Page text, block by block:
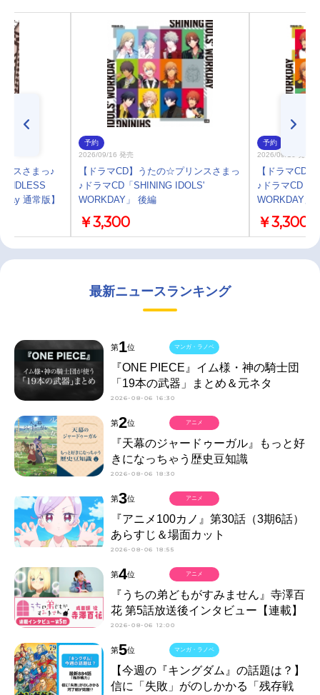
スさまっ♪
ray 通常版】
予約
2026/09/16 発売
【ドラマCD】うたの☆プリンスさまっ
♪ドラマCD「SHINING IDOLS'
WORKDAY」 後編
￥3,300
予約
2026/09/16 発売
【ドラマCD
♪ドラマCD「
WORKDAY」
￥3,300
最新ニュースランキング
第1位
『ONE PIECE』イム様・神の騎士団
「19本の武器」まとめ＆元ネタ
2026-08-06 16:30
マンガ・ラノベ
第2位
『天幕のジャードゥーガル』もっと好
きになっちゃう歴史豆知識
2026-08-06 18:30
アニメ
第3位
『アニメ100カノ』第30話（3期6話）
あらすじ＆場面カット
2026-08-06 18:55
アニメ
第4位
『うちの弟どもがすみません』寺澤百
花 第5話放送後インタビュー【連載】
2026-08-06 12:00
アニメ
第5位
【今週の『キングダム』の話題は？】
信に「失敗」がのしかかる「残存戦
マンガ・ラノベ